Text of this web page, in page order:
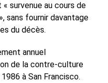
survenue au cours de
sans fournir davantage
du décès.
annuel
de la contre-culture
à San Francisco.